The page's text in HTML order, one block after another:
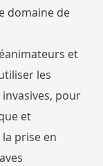
domaine de
et
les
pour
et
prise en